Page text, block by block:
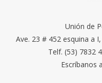
Unión de
Ave. 23 # 452 esquina a
Telf. (53) 7832
Escríbanos a